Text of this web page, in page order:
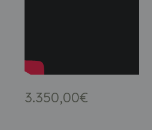
3.350,00€